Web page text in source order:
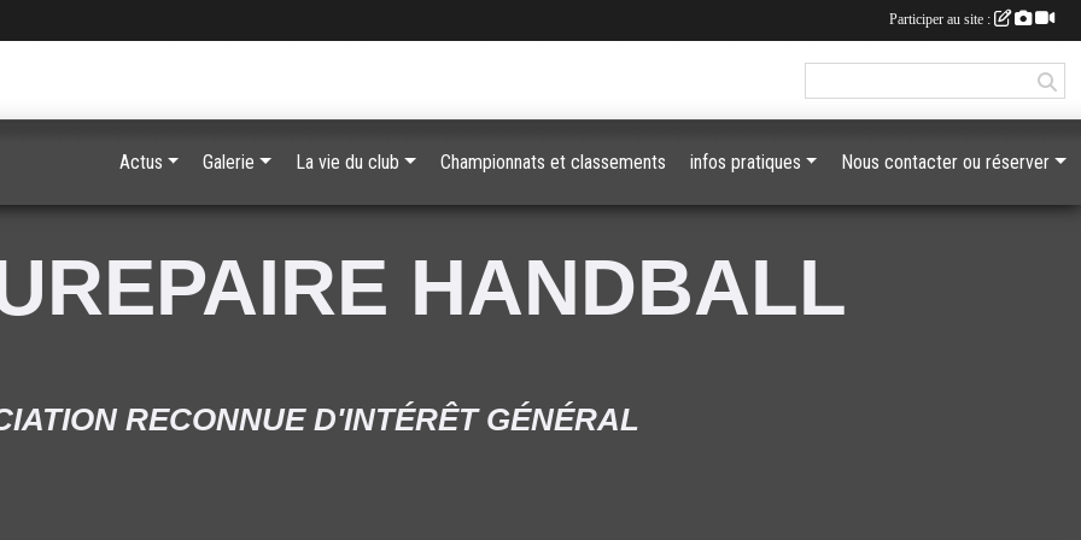
HANDBALL
RECONNUE D'INTÉRÊT GÉNÉRAL
Actus Galerie La vie du club Championnats et classements infos pratiques Nous contacter ou réserver
Participer au site :